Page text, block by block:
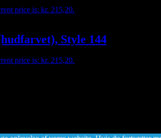
price is: kr. 215,20.
Style 144
price is: kr. 215,20.